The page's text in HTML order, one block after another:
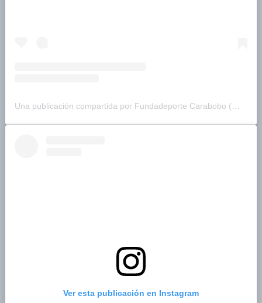
Una publicación compartida por Fundadeporte Carabobo (@fundadeporte)
Ver esta publicación en Instagram